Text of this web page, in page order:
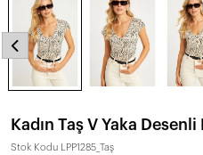
Kadın Taş V Yaka Desenli
Stok Kodu LPP1285_Taş